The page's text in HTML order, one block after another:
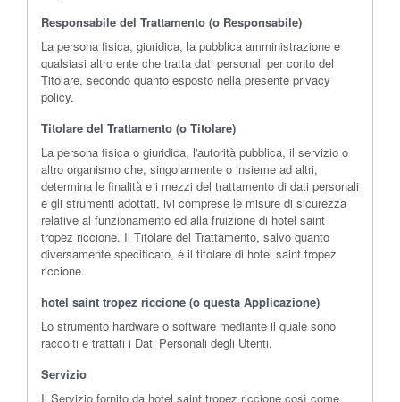
Responsabile del Trattamento (o Responsabile)
La persona fisica, giuridica, la pubblica amministrazione e
qualsiasi altro ente che tratta dati personali per conto del
Titolare, secondo quanto esposto nella presente privacy
policy.
Titolare del Trattamento (o Titolare)
La persona fisica o giuridica, l'autorità pubblica, il servizio o
altro organismo che, singolarmente o insieme ad altri,
determina le finalità e i mezzi del trattamento di dati personali
e gli strumenti adottati, ivi comprese le misure di sicurezza
relative al funzionamento ed alla fruizione di hotel saint
tropez riccione. Il Titolare del Trattamento, salvo quanto
diversamente specificato, è il titolare di hotel saint tropez
riccione.
hotel saint tropez riccione (o questa Applicazione)
Lo strumento hardware o software mediante il quale sono
raccolti e trattati i Dati Personali degli Utenti.
Servizio
Il Servizio fornito da hotel saint tropez riccione così come